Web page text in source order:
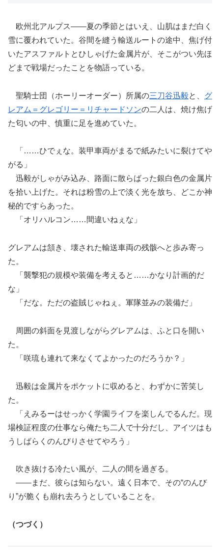
欧州北アルプス――夏の季節とはいえ、山肌はまだ白く
雪に覆われていた。谷間を縫う輸送ルートの途中、焦げ付
いたアスファルトとひしゃげた金属片が、そこがつい先ほ
どまで戦場だったことを物語っている。
聖騎士団（ホーリーオーダー）所属の三刀谷迅毅と、 グ
レアム＝グレゴリー＝リチャードソンの二人は、焼け焦げ
た匂いの中、慎重に足を進めていた。
「……ひでぇな。装甲車両がまるで紙みたいに裂けてや
がる」
迅毅がしゃがみ込み、路面に散らばった銀白色の金属片
を拾い上げた。それは粉雪の上で淡く光を放ち、どこか神
秘的ですらあった。
「オリハルコン……間違いねぇな」
グレアムは頷き、壊された輸送車両の残骸へと歩み寄っ
た。
「襲撃犯の規模や装備を考えると……かなり計画的だ
な」
「だな。ただの盗賊じゃねぇ。軍隊並みの装備だ」
周囲の斜面を見渡しながらグレアムは、ふと口を開い
た。
「咲琉も連れて来なくてよかったのだろうか？」
迅毅は金属片をポケットに収めると、わずかに苦笑し
た。
「えみるーはせっかく学園ライフを楽しんでるんだ。現
場検証程度の仕事なら俺たち二人で十分だし、アイツはも
うしばらくのんびりさせてやろう」
吹き抜ける冷たい風が、二人の間を過ぎる。
――まだ、彼らは知らない。遠く日本で、その“のんび
り”が脆くも崩れ去ろうとしていることを。
（つづく）